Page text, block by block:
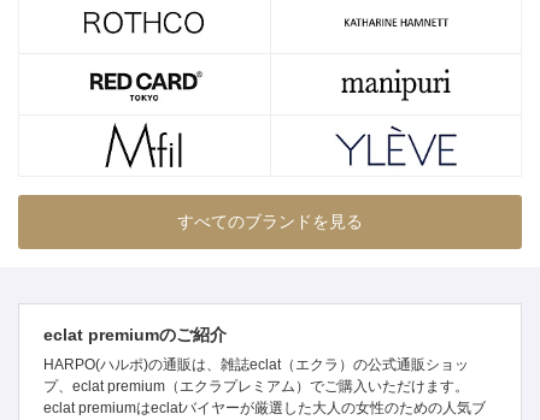
すべてのブランドを見る
eclat premiumのご紹介
HARPO(ハルポ)の通販は、雑誌eclat（エクラ）の公式通販ショッ
プ、eclat premium（エクラプレミアム）でご購入いただけます。
eclat premiumはeclatバイヤーが厳選した大人の女性のための人気ブ